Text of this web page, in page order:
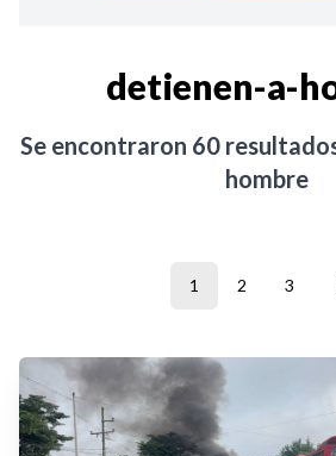
detienen-a-
Se encontraron 60
hombre
1 2 3